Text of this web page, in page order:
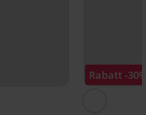
Rabatt -